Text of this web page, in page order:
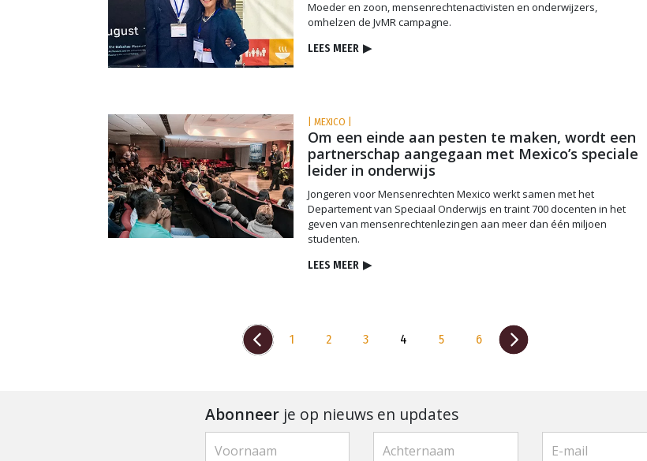
Moeder en zoon, mensenrechtenactivisten en onderwijzers,
omhelzen de JvMR campagne.
LEES MEER ▶
| MEXICO |
Om een einde aan pesten te maken, wordt een
partnerschap aangegaan met Mexico’s speciale
leider in onderwijs
Jongeren voor Mensenrechten Mexico werkt samen met het
Departement van Speciaal Onderwijs en traint 700 docenten in het
geven van mensenrechtenlezingen aan meer dan één miljoen
studenten.
LEES MEER ▶
1 2 3 4 5 6
Abonneerje op nieuws en updates